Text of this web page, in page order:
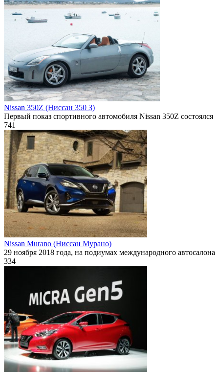
Nissan 350Z (Ниссан 350 З)
Первый показ спортивного автомобиля Nissan 350Z состоялся
741
Nissan Murano (Ниссан Мурано)
29 ноября 2018 года, на подиумах международного автосалона
334